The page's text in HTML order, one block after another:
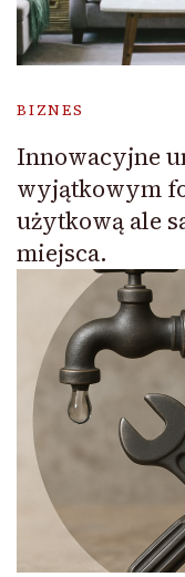
BIZNES
Innowacyjne
wyjątkowym
użytkową ale
miejsca.